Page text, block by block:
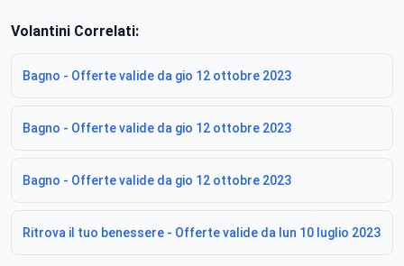
Volantini Correlati:
Bagno - Offerte valide da gio 12 ottobre 2023
Bagno - Offerte valide da gio 12 ottobre 2023
Bagno - Offerte valide da gio 12 ottobre 2023
Ritrova il tuo benessere - Offerte valide da lun 10 luglio 2023